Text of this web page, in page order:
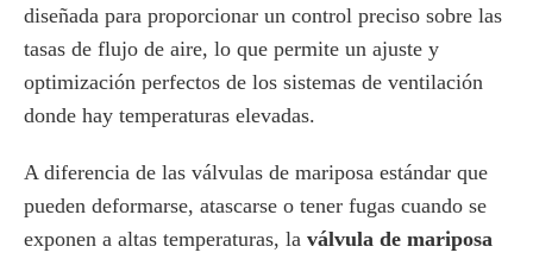
diseñada para proporcionar un control preciso sobre las
tasas de flujo de aire, lo que permite un ajuste y
optimización perfectos de los sistemas de ventilación
donde hay temperaturas elevadas.
A diferencia de las válvulas de mariposa estándar que
pueden deformarse, atascarse o tener fugas cuando se
exponen a altas temperaturas, la válvula de mariposa